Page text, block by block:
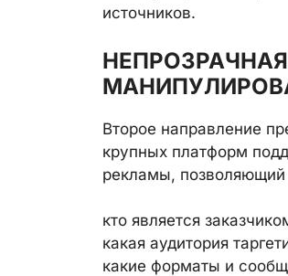
источников.
Второе направление
крупных платформ
рекламы, позволяющий
кто является
какая аудитория
какие форматы и